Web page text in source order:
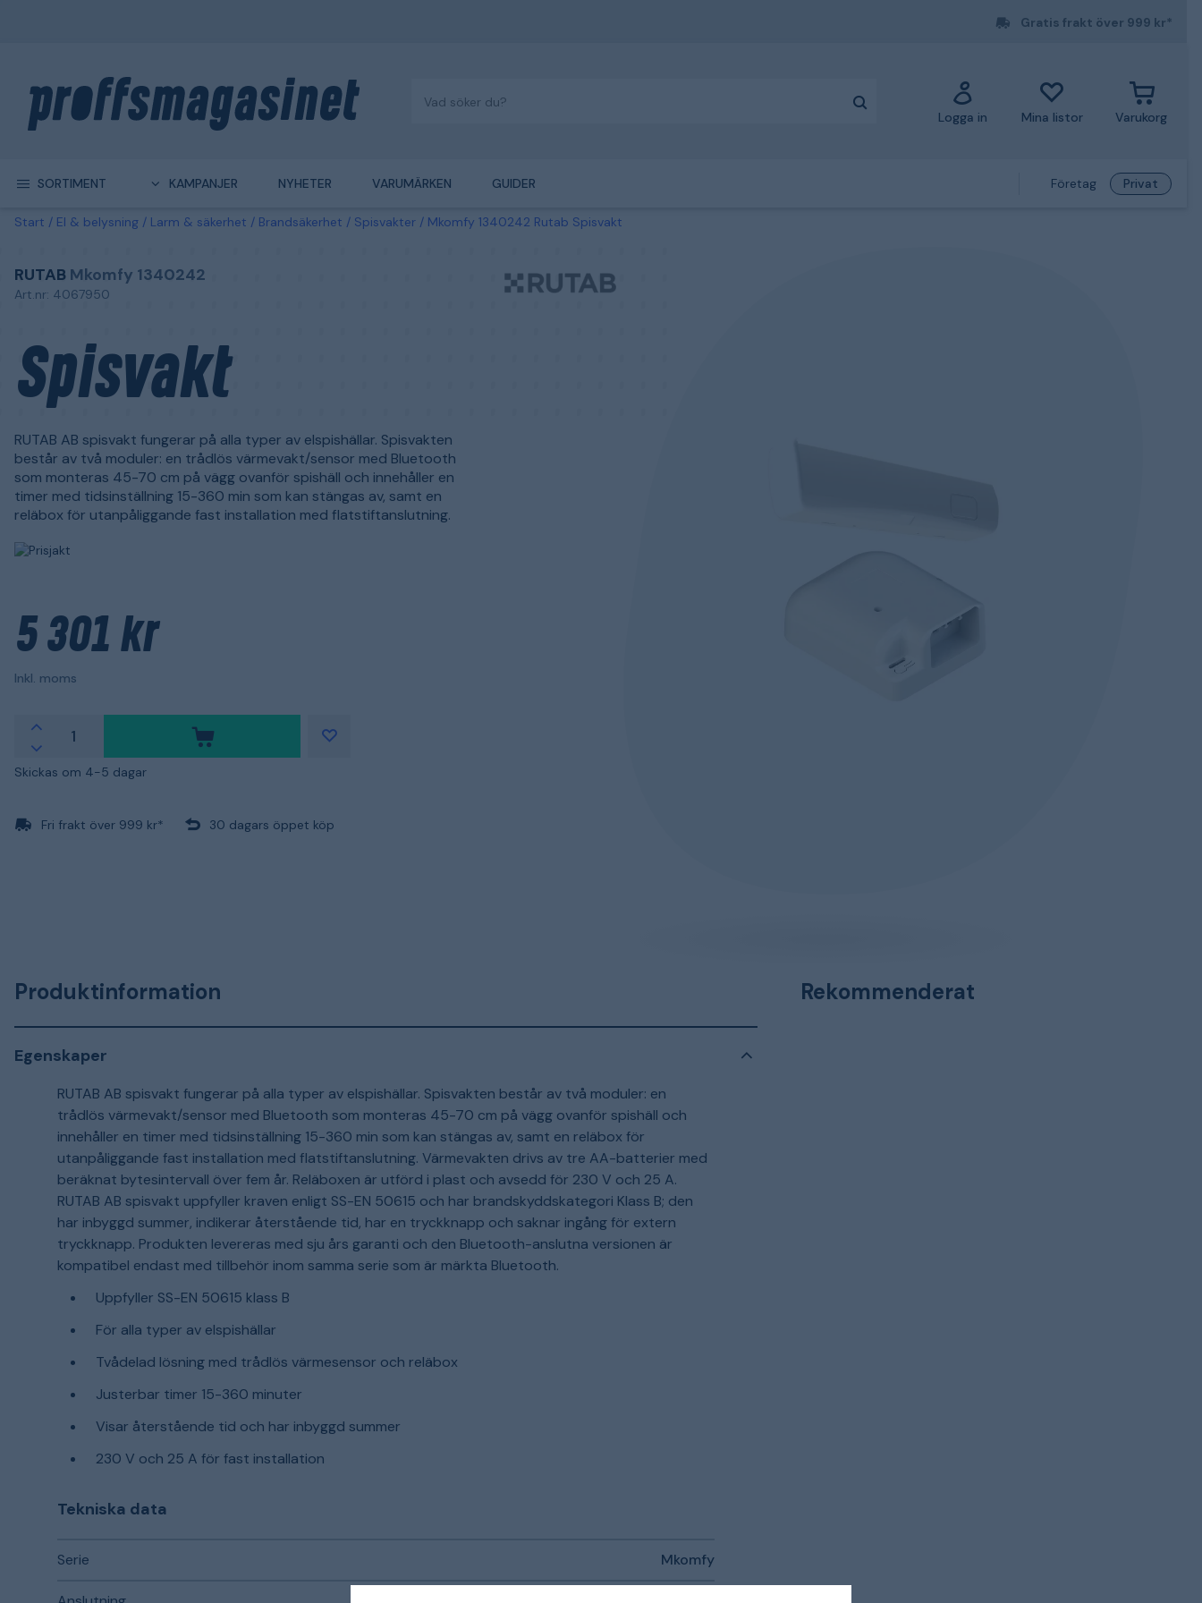
Gratis frakt över 999 kr*
Logga in Mina listor Varukorg
SORTIMENT KAMPANJER NYHETER VARUMÄRKEN GUIDER Företag Privat
Start El & belysning Larm & säkerhet Brandsäkerhet Spisvakter Mkomfy 1340242 Rutab Spisvakt
RUTAB Mkomfy 1340242
Art.nr: 4067950
Spisvakt
RUTAB AB spisvakt fungerar på alla typer av elspishällar. Spisvakten
består av två moduler: en trådlös värmevakt/sensor med Bluetooth
som monteras 45-70 cm på vägg ovanför spishäll och innehåller en
timer med tidsinställning 15-360 min som kan stängas av, samt en
reläbox för utanpåliggande fast installation med flatstiftanslutning.
5 301 kr
Inkl. moms
Skickas om 4-5 dagar
Fri frakt över 999 kr* 30 dagars öppet köp
Produktinformation
Egenskaper
RUTAB AB spisvakt fungerar på alla typer av elspishällar. Spisvakten består av två moduler: en
trådlös värmevakt/sensor med Bluetooth som monteras 45-70 cm på vägg ovanför spishäll och
innehåller en timer med tidsinställning 15-360 min som kan stängas av, samt en reläbox för
utanpåliggande fast installation med flatstiftanslutning. Värmevakten drivs av tre AA-batterier med
beräknat bytesintervall över fem år. Reläboxen är utförd i plast och avsedd för 230 V och 25 A.
RUTAB AB spisvakt uppfyller kraven enligt SS-EN 50615 och har brandskyddskategori Klass B; den
har inbyggd summer, indikerar återstående tid, har en tryckknapp och saknar ingång för extern
tryckknapp. Produkten levereras med sju års garanti och den Bluetooth-anslutna versionen är
kompatibel endast med tillbehör inom samma serie som är märkta Bluetooth.
Uppfyller SS-EN 50615 klass B
För alla typer av elspishällar
Tvådelad lösning med trådlös värmesensor och reläbox
Justerbar timer 15-360 minuter
Visar återstående tid och har inbyggd summer
230 V och 25 A för fast installation
Tekniska data
Serie Mkomfy
Rekommenderat